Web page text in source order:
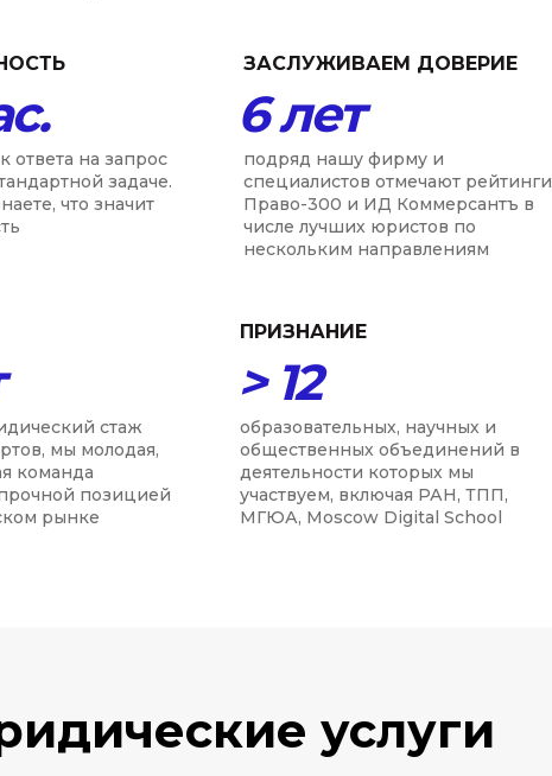
ответа на запрос
задаче.
что значит
ЗАСЛУЖИВАЕМ ДОВЕРИЕ
6 лет
подряд нашу фирму и
специалистов отмечают рейтинги
Право-300 и ИД Коммерсантъ в
числе лучших юристов по
нескольким направлениям
ПРИЗНАНИЕ
> 12
образовательных, научных и
общественных объединений в
деятельности которых мы
участвуем, включая РАН, ТПП,
МГЮА, Moscow Digital School
стаж
мы молодая,
команда
позицией
рынке
услуги